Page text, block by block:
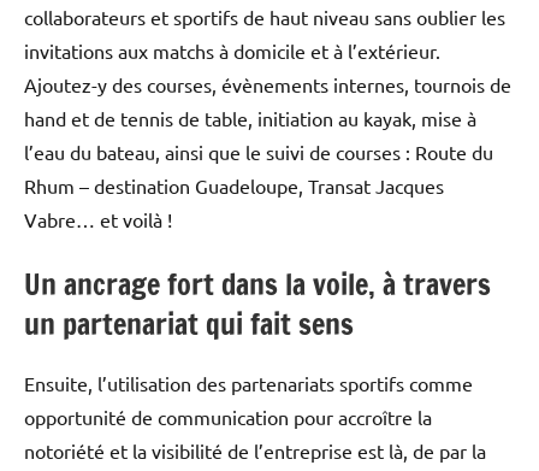
collaborateurs et sportifs de haut niveau sans oublier les
invitations aux matchs à domicile et à l’extérieur.
Ajoutez-y des courses, évènements internes, tournois de
hand et de tennis de table, initiation au kayak, mise à
l’eau du bateau, ainsi que le suivi de courses : Route du
Rhum – destination Guadeloupe, Transat Jacques
Vabre… et voilà !
Un ancrage fort dans la voile, à travers
un partenariat qui fait sens
Ensuite, l’utilisation des partenariats sportifs comme
opportunité de communication pour accroître la
notoriété et la visibilité de l’entreprise est là, de par la